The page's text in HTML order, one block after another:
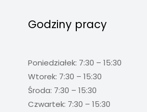
Godziny pracy
Poniedziałek: 7:30 – 15:30
Wtorek: 7:30 – 15:30
Środa: 7:30 – 15:30
Czwartek: 7:30 – 15:30